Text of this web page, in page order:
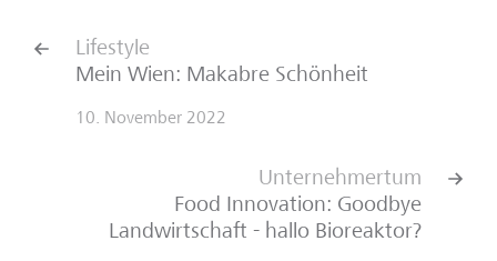
Lifestyle
Mein Wien: Makabre Schönheit
10. November 2022
Unternehmertum
Food Innovation: Goodbye
Landwirtschaft - hallo Bioreaktor?